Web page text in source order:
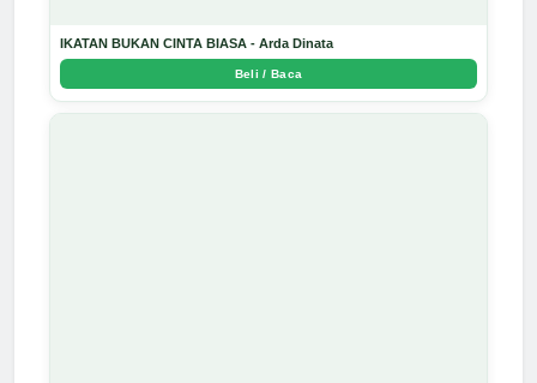
IKATAN BUKAN CINTA BIASA - Arda Dinata
Beli / Baca